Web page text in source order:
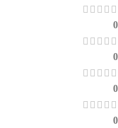
0
0
0
0